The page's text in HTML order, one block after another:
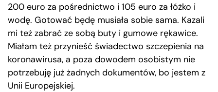
200 euro za pośrednictwo i 105 euro za łóżko i
wodę. Gotować będę musiała sobie sama. Kazali
mi też zabrać ze sobą buty i gumowe rękawice.
Miałam też przynieść świadectwo szczepienia na
koronawirusa, a poza dowodem osobistym nie
potrzebuję już żadnych dokumentów, bo jestem z
Unii Europejskiej.